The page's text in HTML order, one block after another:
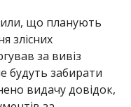
що планують
злісних
за вивіз
будуть забирати
видачу довідок,